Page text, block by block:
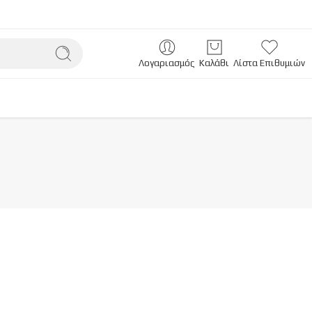
Λογαριασμός Καλάθι Λίστα Επιθυμιών